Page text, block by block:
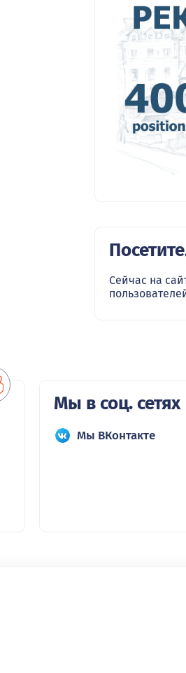
Сейчас на
Мы в соц. сетях
Мы ВКонтакте